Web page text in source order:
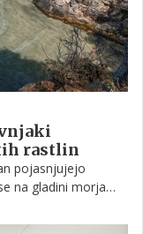
rastlin
pojasnjujejo
na gladini morja
z morske